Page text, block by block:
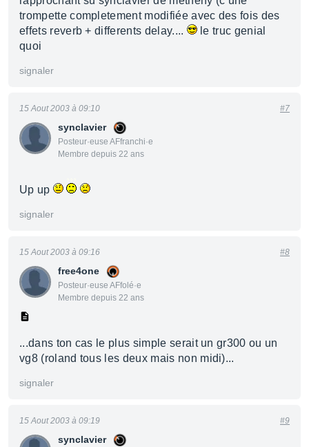
trompette completement modifiée avec des fois des
effets reverb + differents delay....
le truc genial
quoi
signaler
synclavier
Posteur·euse AFfranchi·e
Membre depuis 22 ans
15 Aout 2003 à 09:10 #7
Up up
signaler
free4one
Posteur·euse AFfolé·e
Membre depuis 22 ans
15 Aout 2003 à 09:16 #8
...dans ton cas le plus simple serait un gr300 ou un
vg8 (roland tous les deux mais non midi)...
signaler
synclavier
15 Aout 2003 à 09:19 #9